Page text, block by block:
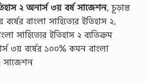
২ অনার্স ৩য় বর্ষ সাজেশন, চূড়ান্ত
বাংলা সাহিত্যের ইতিহাস ২,
সাহিত্যের ইতিহাস ২ ব্যতিক্রম
৩য় বর্ষের ১০০% কমন বাংলা
সাজেশন